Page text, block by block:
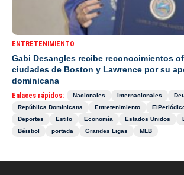
ENTRETENIMIENTO
Gabi Desangles recibe reconocimientos
ciudades de Boston y Lawrence por su
dominicana
Enlaces rápidos: Nacionales Internacionales
República Dominicana
Entretenimiento
Deportes
Estilo Economía Estados Unidos
Béisbol
portada Grandes Ligas MLB